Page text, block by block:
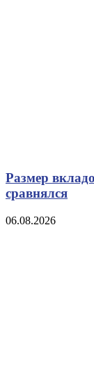
Размер
сравнялся
06.08.2026